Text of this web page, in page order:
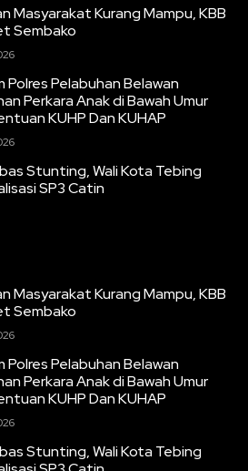
Masyarakat Kurang Mampu, KBB
Sembako
Polres Pelabuhan Belawan
Perkara Anak di Bawah Umur
KUHP Dan KUHAP
Stunting, Wali Kota Tebing
SP3 Catin
Masyarakat Kurang Mampu, KBB
Sembako
Polres Pelabuhan Belawan
Perkara Anak di Bawah Umur
KUHP Dan KUHAP
Stunting, Wali Kota Tebing